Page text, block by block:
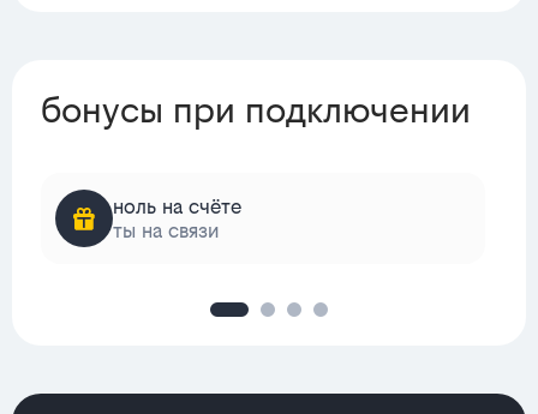
бонусы при подключении
ноль на счёте
ты на связи